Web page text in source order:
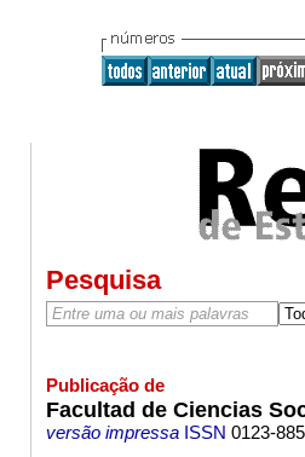
Pesquisa
Publicação de
Facultad de Ciencias
versão impressaISSN 0123-